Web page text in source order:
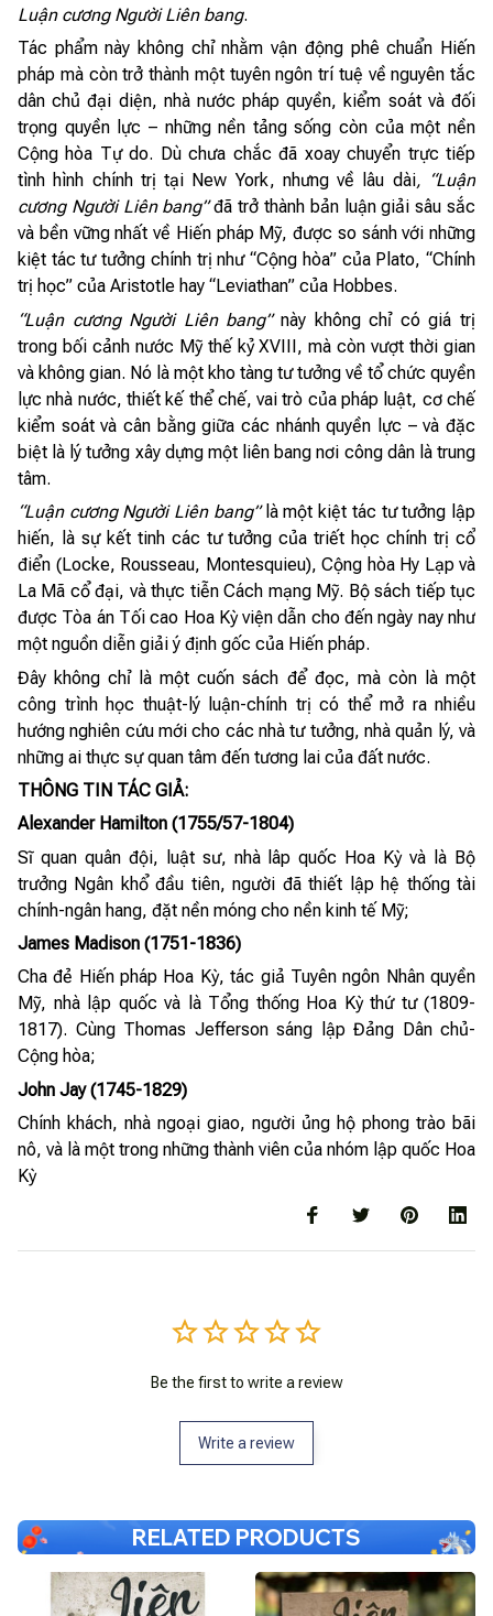
Luận cương Người Liên bang.
Tác phẩm này không chỉ nhằm vận động phê chuẩn Hiến
pháp mà còn trở thành một tuyên ngôn trí tuệ về nguyên tắc
dân chủ đại diện, nhà nước pháp quyền, kiểm soát và đối
trọng quyền lực – những nền tảng sống còn của một nền
Cộng hòa Tự do. Dù chưa chắc đã xoay chuyển trực tiếp
tình hình chính trị tại New York, nhưng về lâu dài, “Luận
cương Người Liên bang”đã trở thành bản luận giải sâu sắc
và bền vững nhất về Hiến pháp Mỹ, được so sánh với những
kiệt tác tư tưởng chính trị như “Cộng hòa” của Plato, “Chính
trị học” của Aristotle hay “Leviathan” của Hobbes.
“Luận cương Người Liên bang”này không chỉ có giá trị
trong bối cảnh nước Mỹ thế kỷ XVIII, mà còn vượt thời gian
và không gian. Nó là một kho tàng tư tưởng về tổ chức quyền
lực nhà nước, thiết kế thể chế, vai trò của pháp luật, cơ chế
kiểm soát và cân bằng giữa các nhánh quyền lực – và đặc
biệt là lý tưởng xây dựng một liên bang nơi công dân là trung
tâm.
“Luận cương Người Liên bang”là một kiệt tác tư tưởng lập
hiến, là sự kết tinh các tư tưởng của triết học chính trị cổ
điển (Locke, Rousseau, Montesquieu), Cộng hòa Hy Lạp và
La Mã cổ đại, và thực tiễn Cách mạng Mỹ. Bộ sách tiếp tục
được Tòa án Tối cao Hoa Kỳ viện dẫn cho đến ngày nay như
một nguồn diễn giải ý định gốc của Hiến pháp.
Đây không chỉ là một cuốn sách để đọc, mà còn là một
công trình học thuật-lý luận-chính trị có thể mở ra nhiều
hướng nghiên cứu mới cho các nhà tư tưởng, nhà quản lý, và
những ai thực sự quan tâm đến tương lai của đất nước.
THÔNG TIN TÁC GIẢ:
Alexander Hamilton (1755/57-1804)
Sĩ quan quân đội, luật sư, nhà lâp quốc Hoa Kỳ và là Bộ
trưởng Ngân khổ đầu tiên, người đã thiết lập hệ thống tài
chính-ngân hang, đặt nền móng cho nền kinh tế Mỹ;
James Madison (1751-1836)
Cha đẻ Hiến pháp Hoa Kỳ, tác giả Tuyên ngôn Nhân quyền
Mỹ, nhà lập quốc và là Tổng thống Hoa Kỳ thứ tư (1809-
1817). Cùng Thomas Jefferson sáng lập Đảng Dân chủ-
Cộng hòa;
John Jay (1745-1829)
Chính khách, nhà ngoại giao, người ủng hộ phong trào bãi
nô, và là một trong những thành viên của nhóm lập quốc Hoa
Kỳ
Be the first to write a review
Write a review
RELATED PRODUCTS